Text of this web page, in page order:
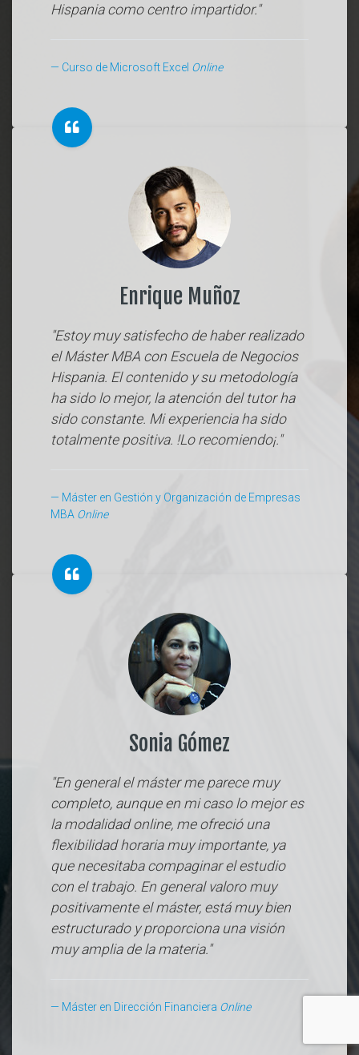
Hispania como centro impartidor."
Curso de Microsoft Excel Online
Enrique Muñoz
"Estoy muy satisfecho de haber realizado
el Máster MBA con Escuela de Negocios
Hispania. El contenido y su metodología
ha sido lo mejor, la atención del tutor ha
sido constante. Mi experiencia ha sido
totalmente positiva. !Lo recomiendo¡."
Máster en Gestión y Organización de Empresas
MBA Online
Sonia Gómez
"En general el máster me parece muy
completo, aunque en mi caso lo mejor es
la modalidad online, me ofreció una
flexibilidad horaria muy importante, ya
que necesitaba compaginar el estudio
con el trabajo. En general valoro muy
positivamente el máster, está muy bien
estructurado y proporciona una visión
muy amplia de la materia."
Máster en Dirección Financiera Online